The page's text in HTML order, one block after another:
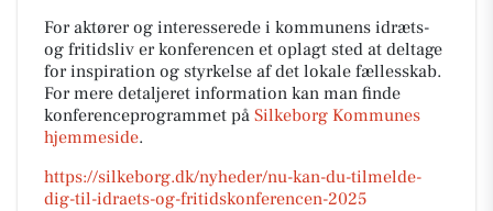
For aktører og interesserede i kommunens idræts-
og fritidsliv er konferencen et oplagt sted at deltage
for inspiration og styrkelse af det lokale fællesskab.
For mere detaljeret information kan man finde
konferenceprogrammet på Silkeborg Kommunes
hjemmeside.
https://silkeborg.dk/nyheder/nu-kan-du-tilmelde-
dig-til-idraets-og-fritidskonferencen-2025